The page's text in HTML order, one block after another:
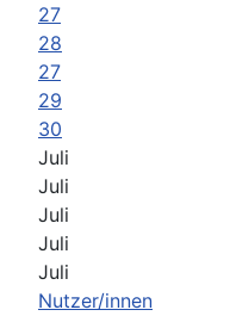
27
28
27
29
30
Juli
Juli
Juli
Juli
Juli
Nutzer/innen